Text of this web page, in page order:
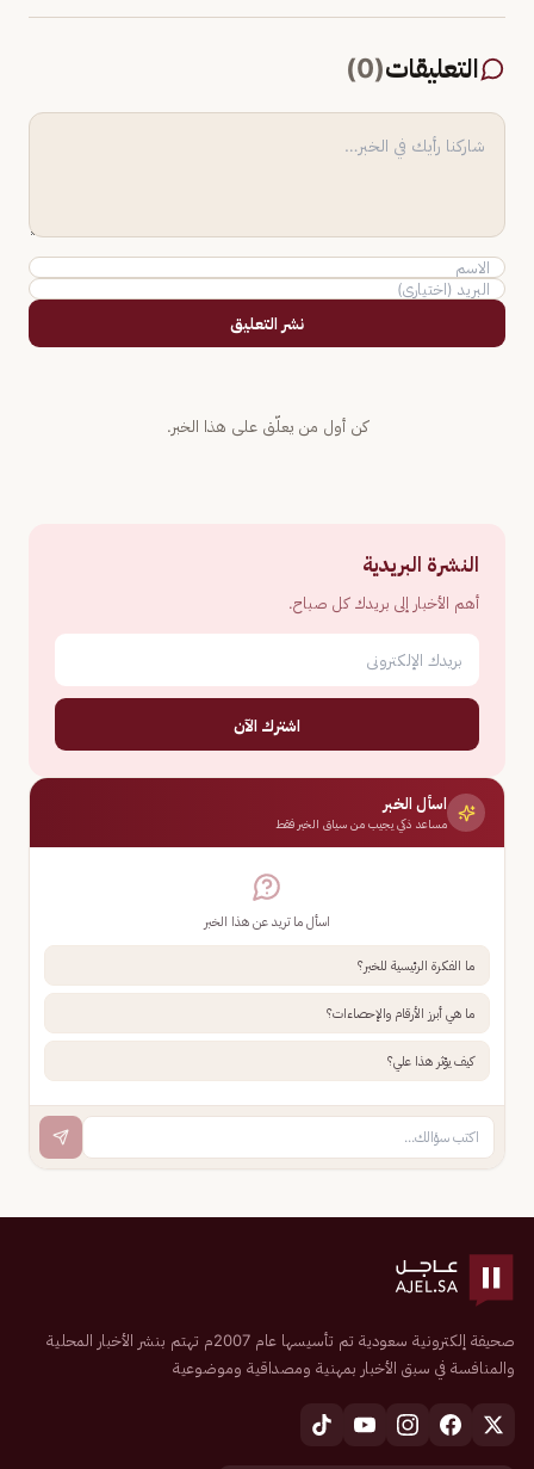
التعليقات(
0
)
نشر التعليق
كن أول من يعلّق على هذا الخبر.
النشرة البريدية
أهم الأخبار إلى بريدك كل صباح.
اشترك الآن
اسأل الخبر
مساعد ذكي يجيب من سياق الخبر فقط
اسأل ما تريد عن هذا الخبر
ما الفكرة الرئيسية للخبر؟
ما هي أبرز الأرقام والإحصاءات؟
كيف يؤثر هذا علي؟
صحيفة إلكترونية سعودية تم تأسيسها عام 2007م تهتم بنشر الأخبار المحلية
والمنافسة في سبق الأخبار بمهنية ومصداقية وموضوعية